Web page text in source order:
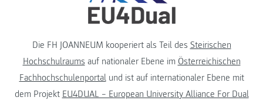
Die FH JOANNEUM kooperiert als Teil des Steirischen
Hochschulraums auf nationaler Ebene im Österreichischen
Fachhochschulenportalund ist auf internationaler Ebene mit
dem Projekt EU4DUAL – European University Alliance For Dual